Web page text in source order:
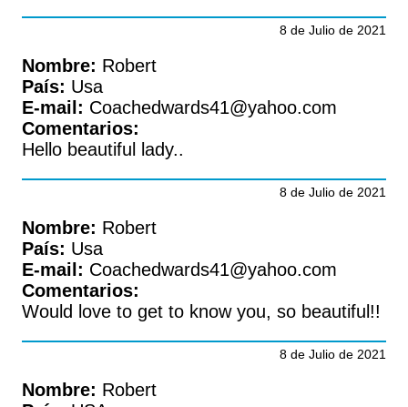
8 de Julio de 2021
Nombre: Robert
País: Usa
E-mail: Coachedwards41@yahoo.com
Comentarios:
Hello beautiful lady..
8 de Julio de 2021
Nombre: Robert
País: Usa
E-mail: Coachedwards41@yahoo.com
Comentarios:
Would love to get to know you, so beautiful!!
8 de Julio de 2021
Nombre: Robert